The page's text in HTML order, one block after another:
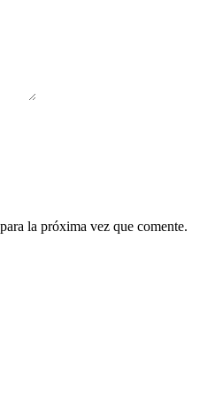
la próxima vez que comente.